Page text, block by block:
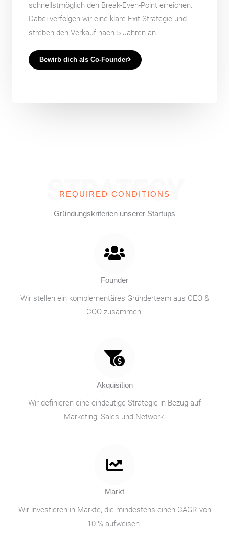
schnellstmöglich den Break-Even-Point erreichen.
Dabei verfolgen wir eine klare Exit-Strategie und
streben den Verkauf nach 5 Jahren an.
Bewirb dich als Co-Founder
STRATEGY
REQUIRED CONDITIONS
Gründungskriterien unserer Startups
Founder
Wir stellen ein komplementäres Gründerteam aus CEO &
COO zusammen.
Akquisition
Wir definieren eine eindeutige Strategie in Bezug auf
Marketing, Sales und Network.
Markt
Wir investieren in Märkte, die mindestens einen CAGR von
10 % aufweisen.